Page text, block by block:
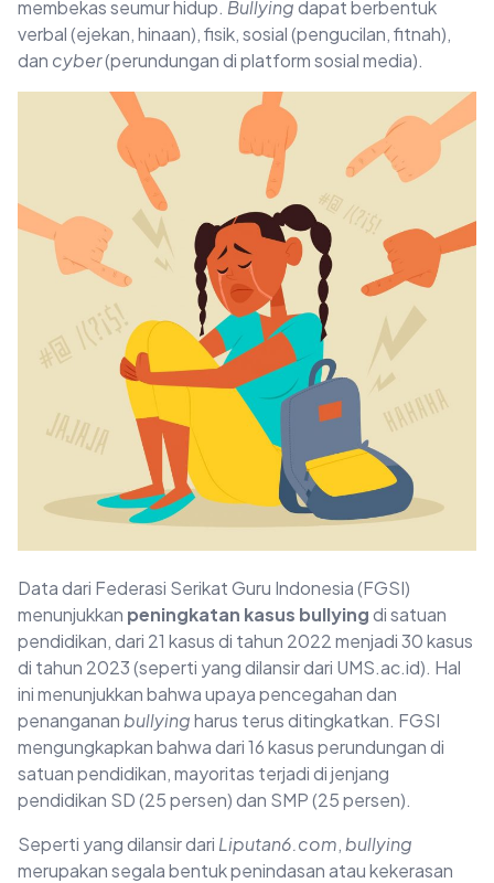
membekas seumur hidup. Bullyingdapat berbentuk
verbal (ejekan, hinaan), fisik, sosial (pengucilan, fitnah),
dan cyber(perundungan di platform sosial media).
Data dari Federasi Serikat Guru Indonesia (FGSI)
menunjukkan peningkatan kasus bullyingdi satuan
pendidikan, dari 21 kasus di tahun 2022 menjadi 30 kasus
di tahun 2023 (seperti yang dilansir dari UMS.ac.id). Hal
ini menunjukkan bahwa upaya pencegahan dan
penanganan bullyingharus terus ditingkatkan. FGSI
mengungkapkan bahwa dari 16 kasus perundungan di
satuan pendidikan, mayoritas terjadi di jenjang
pendidikan SD (25 persen) dan SMP (25 persen).
Seperti yang dilansir dari Liputan6.com, bullying
merupakan segala bentuk penindasan atau kekerasan